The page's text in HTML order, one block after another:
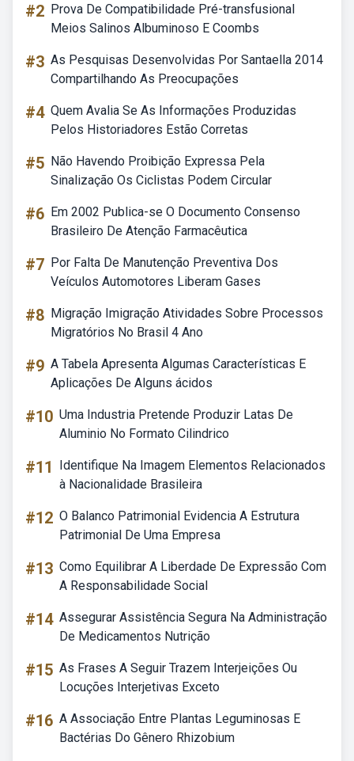
#2 Prova De Compatibilidade Pré-transfusional
Meios Salinos Albuminoso E Coombs
#3 As Pesquisas Desenvolvidas Por Santaella 2014
Compartilhando As Preocupações
#4 Quem Avalia Se As Informações Produzidas
Pelos Historiadores Estão Corretas
#5 Não Havendo Proibição Expressa Pela
Sinalização Os Ciclistas Podem Circular
#6 Em 2002 Publica-se O Documento Consenso
Brasileiro De Atenção Farmacêutica
#7 Por Falta De Manutenção Preventiva Dos
Veículos Automotores Liberam Gases
#8 Migração Imigração Atividades Sobre Processos
Migratórios No Brasil 4 Ano
#9 A Tabela Apresenta Algumas Características E
Aplicações De Alguns ácidos
#10 Uma Industria Pretende Produzir Latas De
Aluminio No Formato Cilindrico
#11
Identifique Na Imagem Elementos Relacionados
à Nacionalidade Brasileira
#12 O Balanco Patrimonial Evidencia A Estrutura
Patrimonial De Uma Empresa
#13 Como Equilibrar A Liberdade De Expressão Com
A Responsabilidade Social
#14 Assegurar Assistência Segura Na Administração
De Medicamentos Nutrição
#15 As Frases A Seguir Trazem Interjeições Ou
Locuções Interjetivas Exceto
#16 A Associação Entre Plantas Leguminosas E
Bactérias Do Gênero Rhizobium